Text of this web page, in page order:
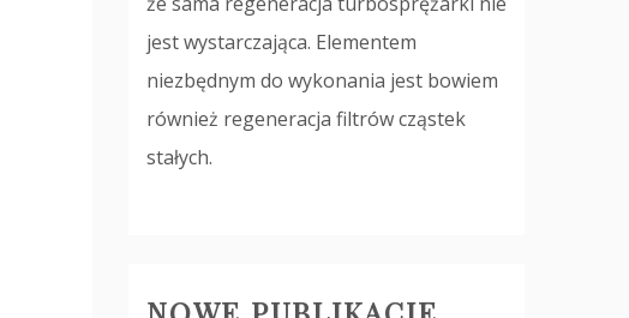
jest wystarczająca. Elementem
niezbędnym do wykonania jest bowiem
również regeneracja filtrów cząstek
stałych.